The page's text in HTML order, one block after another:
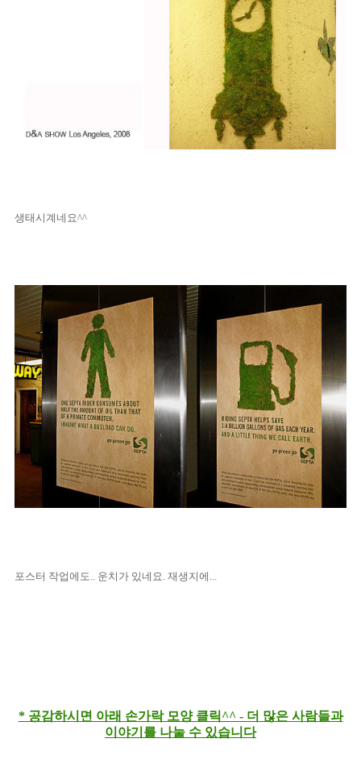
생태시계네요^^
포스터 작업에도.. 운치가 있네요. 재생지에...
* 공감하시면 아래 손가락 모양 클릭^^ - 더 많은 사람들과
이야기를 나눌 수 있습니다